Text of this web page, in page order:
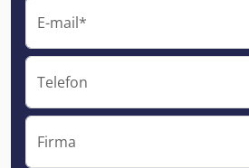
E-mail*
Telefon
Firma